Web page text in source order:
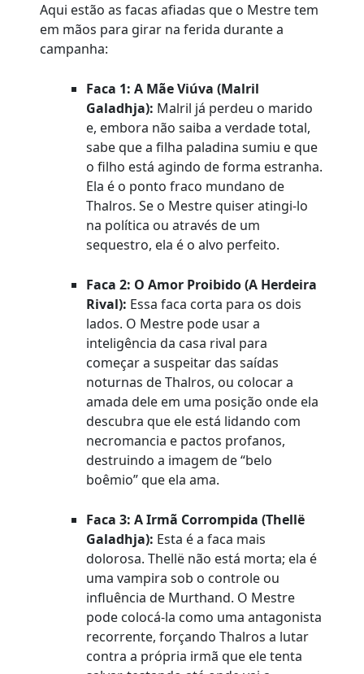
Aqui estão as facas afiadas que o Mestre tem
em mãos para girar na ferida durante a
campanha:
Faca 1: A Mãe Viúva (Malril
Galadhja): Malril já perdeu o marido
e, embora não saiba a verdade total,
sabe que a filha paladina sumiu e que
o filho está agindo de forma estranha.
Ela é o ponto fraco mundano de
Thalros. Se o Mestre quiser atingi-lo
na política ou através de um
sequestro, ela é o alvo perfeito.
Faca 2: O Amor Proibido (A Herdeira
Rival): Essa faca corta para os dois
lados. O Mestre pode usar a
inteligência da casa rival para
começar a suspeitar das saídas
noturnas de Thalros, ou colocar a
amada dele em uma posição onde ela
descubra que ele está lidando com
necromancia e pactos profanos,
destruindo a imagem de “belo
boêmio” que ela ama.
Faca 3: A Irmã Corrompida (Thellë
Galadhja): Esta é a faca mais
dolorosa. Thellë não está morta; ela é
uma vampira sob o controle ou
influência de Murthand. O Mestre
pode colocá-la como uma antagonista
recorrente, forçando Thalros a lutar
contra a própria irmã que ele tenta